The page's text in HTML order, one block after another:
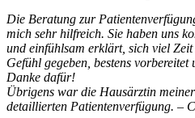
Die Beratung zur
mich sehr hilfreich. Sie haben uns
und einfühlsam erklärt, sich viel
Gefühl gegeben, bestens
Danke dafür!
Übrigens war die Hausärztin
detaillierten Patientenverfügung. –